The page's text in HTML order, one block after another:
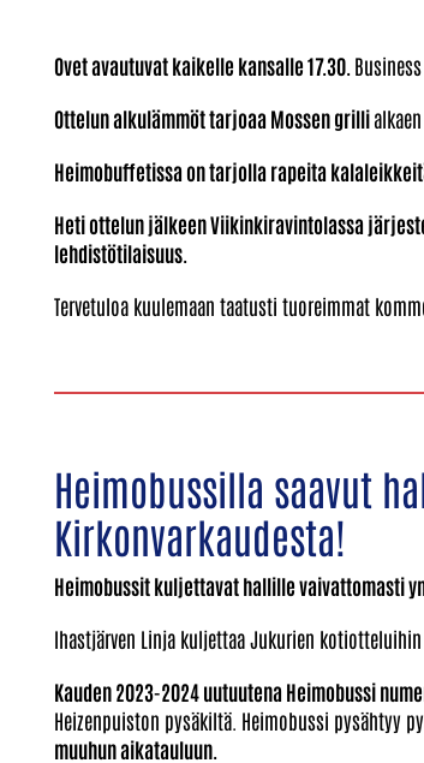
Ovet avautuvat kaikelle kansalle 17.30.
Ottelun alkulämmöt tarjoaa Mossen grilli
Heimobuffetissa on tarjolla rapeita
Heti ottelun jälkeen Viikinkiravintolassa
lehdistötilaisuus.
Tervetuloa kuulemaan taatusti tuoreimmat
Heimobussilla saavut
Kirkonvarkaudesta!
Heimobussit kuljettavat hallille vaivattomasti
Ihastjärven Linja kuljettaa Jukurien
Kauden 2023-2024 uutuutena Heimobussi
Heizenpuiston pysäkiltä. Heimobussi pysähtyy
muuhun aikatauluun.